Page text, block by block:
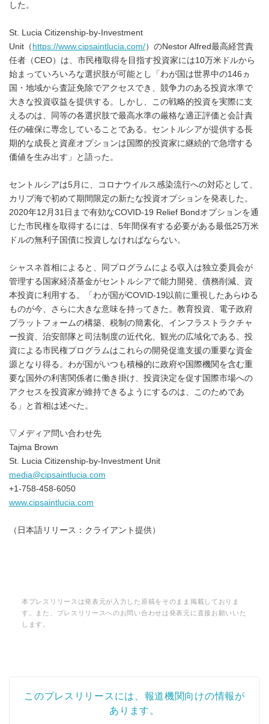
した。
St. Lucia Citizenship-by-Investment
Unit（ https://www.cipsaintlucia.com/）のNestor Alfred最高経営責
任者（CEO）は、市民権取得を目指す投資家には10万米ドルから
始まっていろいろな選択肢が可能とし「わが国は世界中の146ヵ
国・地域から査証免除でアクセスでき、競争力のある投資水準で
大きな投資収益を提供する。しかし、この戦略的投資を実際に支
えるのは、同等の各選択肢で最高水準の厳格な適正評価と会計責
任の確保に専念していることである。セントルシアが提供する長
期的な成長と資産オプションは国際的投資家に継続的で急増する
価値を生み出す」と語った。
セントルシアは5月に、コロナウイルス感染流行への対応として、
カリブ海で初めて期間限定の新たな投資オプションを発表した。
2020年12月31日まで有効なCOVID-19 Relief Bondオプションを通
じた市民権を取得するには、5年間保有する必要がある最低25万米
ドルの無利子国債に投資しなければならない。
シャスネ首相によると、同プログラムによる収入は独立委員会が
管理する国家経済基金がセントルシアで能力開発、債務削減、資
本投資に利用する。「わが国がCOVID-19以前に重視したあらゆる
ものが今、さらに大きな意味を持ってきた。教育投資、電子政府
プラットフォームの構築、税制の簡素化、インフラストラクチャ
ー投資、治安部隊と司法制度の近代化、観光の広域化である。投
資による市民権プログラムはこれらの開発促進支援の重要な資金
源となり得る。わが国がいつも積極的に政府や国際機関を含む重
要な国外の利害関係者に働き掛け、投資決定を促す国際市場への
アクセスを投資家が維持できるようにするのは、このためであ
る」と首相は述べた。
▽メディア問い合わせ先
Tajma Brown
St. Lucia Citizenship-by-Investment Unit
media@cipsaintlucia.com
+1-758-458-6050
www.cipsaintlucia.com
（日本語リリース：クライアント提供）
本プレスリリースは発表元が入力した原稿をそのまま掲載しておりま
す。また、プレスリリースへのお問い合わせは発表元に直接お願いいた
します。
このプレスリリースには、報道機関向けの情報が
あります。